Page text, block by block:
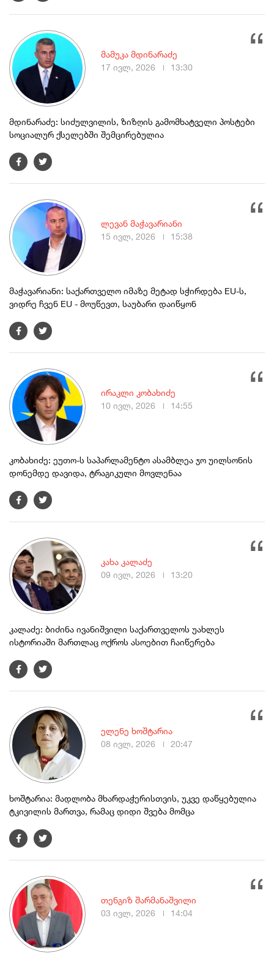
მდინარაძე: სიძულვილის, ზიზღის გამომხატველი პოსტები
სოციალურ ქსელებში შემცირებულია
მამუკა მდინარაძე
17 ივლ, 2026
13:30
მაჭავარიანი: საქართველო იმაზე მეტად სჭირდება EU-ს,
ვიდრე ჩვენ EU - მოუწევთ, საუბარი დაიწყონ
ლევან მაჭავარიანი
15 ივლ, 2026
15:38
კობახიძე: ეუთო-ს საპარლამენტო ასამბლეა ჯო უილსონის
დონემდე დავიდა, ტრაგიკული მოვლენაა
ირაკლი კობახიძე
10 ივლ, 2026
14:55
კალაძე: ბიძინა ივანიშვილი საქართველოს უახლეს
ისტორიაში მართლაც ოქროს ასოებით ჩაიწერება
კახა კალაძე
09 ივლ, 2026
13:20
ხოშტარია: მადლობა მხარდაჭერისთვის, უკვე დაწყებულია
ტკივილის მართვა, რამაც დიდი შვება მომცა
ელენე ხოშტარია
08 ივლ, 2026
20:47
თენგიზ შარმანაშვილი
03 ივლ, 2026
14:04